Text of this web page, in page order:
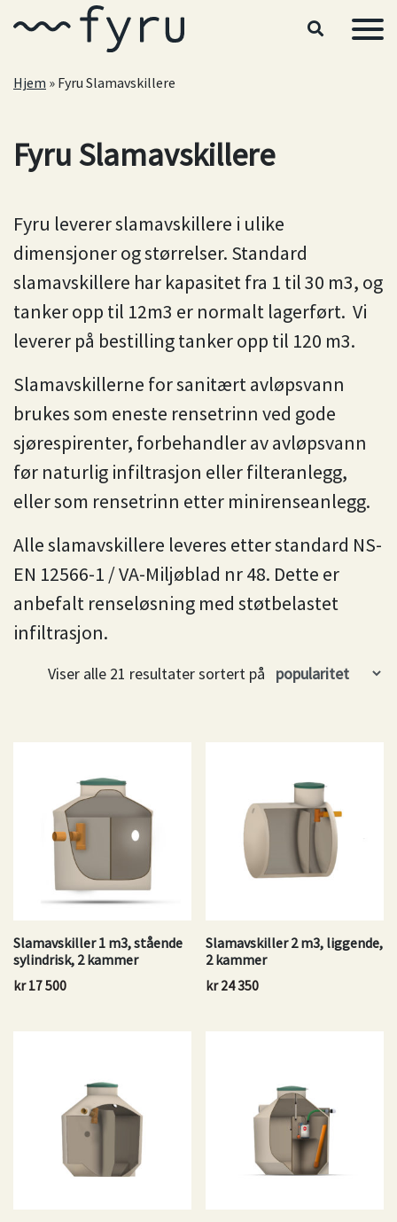
Hjem » Fyru Slamavskillere
Fyru Slamavskillere
Fyru leverer slamavskillere i ulike
dimensjoner og størrelser. Standard
slamavskillere har kapasitet fra 1 til 30 m3, og
tanker opp til 12m3 er normalt lagerført. Vi
leverer på bestilling tanker opp til 120 m3.
Slamavskillerne for sanitært avløpsvann
brukes som eneste rensetrinn ved gode
sjørespirenter, forbehandler av avløpsvann
før naturlig infiltrasjon eller filteranlegg,
eller som rensetrinn etter minirenseanlegg.
Alle slamavskillere leveres etter standard NS-
EN 12566-1 / VA-Miljøblad nr 48. Dette er
anbefalt renseløsning med støtbelastet
infiltrasjon.
Viser alle 21 resultater sortert på
Slamavskiller 1 m3, stående
sylindrisk, 2 kammer
kr17 500
Slamavskiller 2 m3, liggende,
2 kammer
kr24 350